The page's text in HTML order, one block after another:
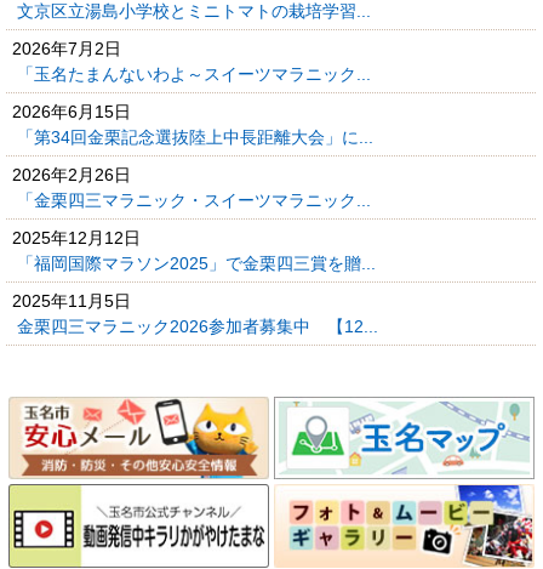
文京区立湯島小学校とミニトマトの栽培学習...
2026年7月2日
「玉名たまんないわよ～スイーツマラニック...
2026年6月15日
「第34回金栗記念選抜陸上中長距離大会」に...
2026年2月26日
「金栗四三マラニック・スイーツマラニック...
2025年12月12日
「福岡国際マラソン2025」で金栗四三賞を贈...
2025年11月5日
金栗四三マラニック2026参加者募集中 【12...